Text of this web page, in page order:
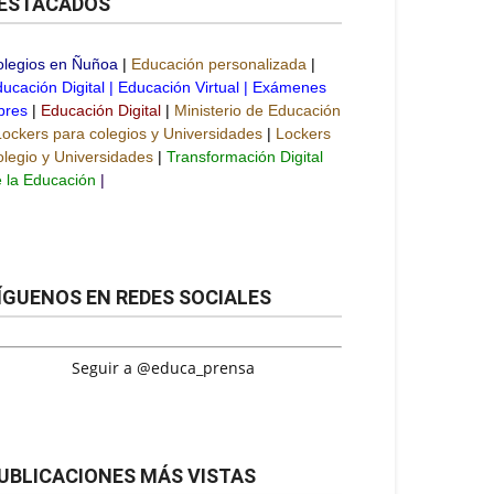
en Ñuñoa | Educación personalizada |
Digital | Educación Virtual | Exámenes
| Educación Digital | Ministerio de Educación
para colegios y Universidades | Lockers
y Universidades | Transformación Digital
la Educación |
EN REDES SOCIALES
Seguir a @educa_prensa
MÁS VISTAS